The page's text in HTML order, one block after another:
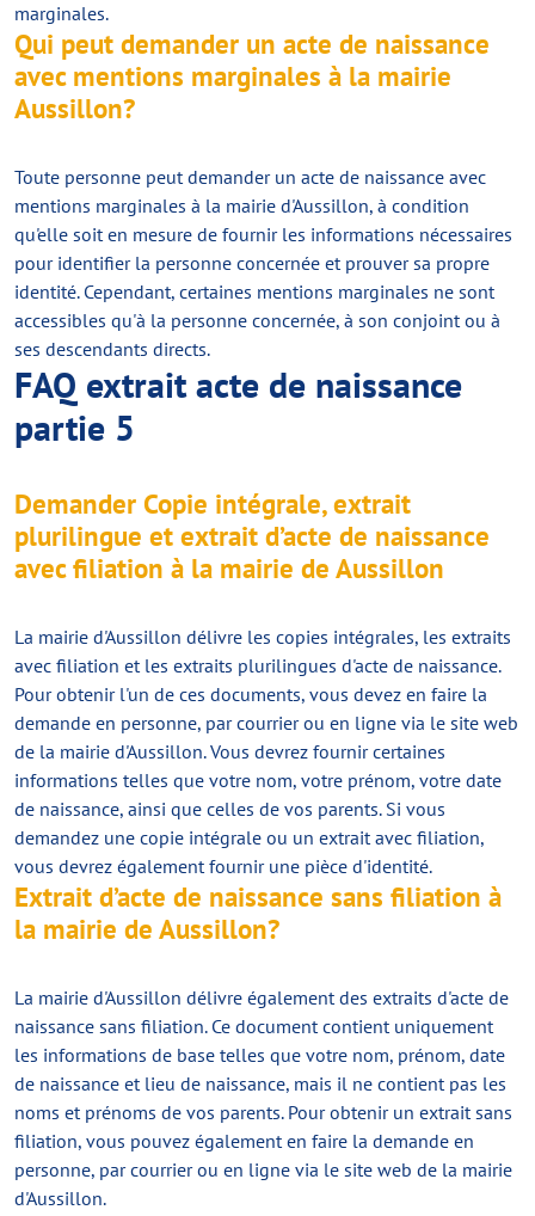
marginales.
Qui peut demander un acte de naissance
avec mentions marginales à la mairie
Aussillon?
Toute personne peut demander un acte de naissance avec
mentions marginales à la mairie d'Aussillon, à condition
qu'elle soit en mesure de fournir les informations nécessaires
pour identifier la personne concernée et prouver sa propre
identité. Cependant, certaines mentions marginales ne sont
accessibles qu'à la personne concernée, à son conjoint ou à
ses descendants directs.
FAQ extrait acte de naissance
partie 5
Demander Copie intégrale, extrait
plurilingue et extrait d’acte de naissance
avec filiation à la mairie de Aussillon
La mairie d'Aussillon délivre les copies intégrales, les extraits
avec filiation et les extraits plurilingues d'acte de naissance.
Pour obtenir l'un de ces documents, vous devez en faire la
demande en personne, par courrier ou en ligne via le site web
de la mairie d'Aussillon. Vous devrez fournir certaines
informations telles que votre nom, votre prénom, votre date
de naissance, ainsi que celles de vos parents. Si vous
demandez une copie intégrale ou un extrait avec filiation,
vous devrez également fournir une pièce d'identité.
Extrait d’acte de naissance sans filiation à
la mairie de Aussillon?
La mairie d'Aussillon délivre également des extraits d'acte de
naissance sans filiation. Ce document contient uniquement
les informations de base telles que votre nom, prénom, date
de naissance et lieu de naissance, mais il ne contient pas les
noms et prénoms de vos parents. Pour obtenir un extrait sans
filiation, vous pouvez également en faire la demande en
personne, par courrier ou en ligne via le site web de la mairie
d'Aussillon.